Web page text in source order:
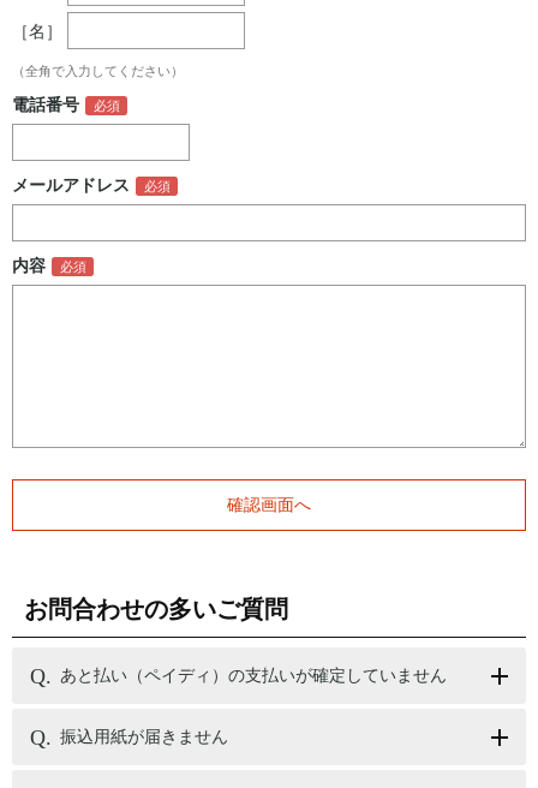
［名］
（全角で入力してください）
電話番号
メールアドレス
内容
お問合わせの多いご質問
あと払い（ペイディ）の支払いが確定していません
振込用紙が届きません